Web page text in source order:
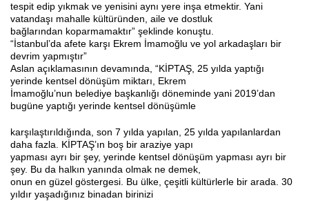
tespit edip yıkmak ve yenisini aynı yere inşa etmektir. Yani
vatandaşı mahalle kültüründen, aile ve dostluk
bağlarından koparmamaktır” şeklinde konuştu.
“İstanbul’da afete karşı Ekrem İmamoğlu ve yol arkadaşları bir
devrim yapmıştır”
Aslan açıklamasının devamında, “KİPTAŞ, 25 yılda yaptığı
yerinde kentsel dönüşüm miktarı, Ekrem
İmamoğlu’nun belediye başkanlığı döneminde yani 2019’dan
bugüne yaptığı yerinde kentsel dönüşümle
karşılaştırıldığında, son 7 yılda yapılan, 25 yılda yapılanlardan
daha fazla. KİPTAŞ’ın boş bir araziye yapı
yapması ayrı bir şey, yerinde kentsel dönüşüm yapması ayrı bir
şey. Bu da halkın yanında olmak ne demek,
onun en güzel göstergesi. Bu ülke, çeşitli kültürlerle bir arada. 30
yıldır yaşadığınız binadan birinizi